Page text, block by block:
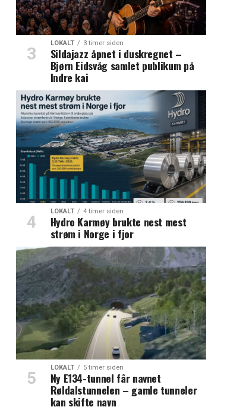
LOKALT 3 timer siden
Sildajazz åpnet i duskregnet –
Bjørn Eidsvåg samlet publikum på
Indre kai
LOKALT 4 timer siden
Hydro Karmøy brukte nest mest
strøm i Norge i fjor
LOKALT 5 timer siden
Ny E134-tunnel får navnet
Røldalstunnelen – gamle tunneler
kan skifte navn